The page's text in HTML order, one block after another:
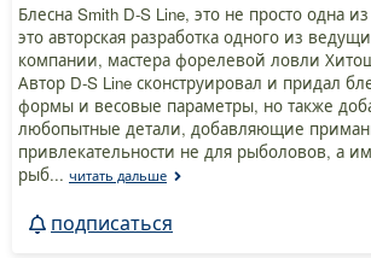
Блесна Smith D-S Line, это не просто одна
это авторская разработка одного из
компании, мастера форелевой ловли
Автор D-S Line сконструировал и придал
формы и весовые параметры, но также
любопытные детали, добавляющие
привлекательности не для рыболовов, а
рыб... читать дальше
подписаться